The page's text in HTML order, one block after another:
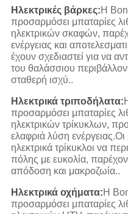
Ηλεκτρικές βάρκες:Η
προσαρμόσει μπαταρίες
ηλεκτρικών σκαφών,
ενέργειας και
έχουν σχεδιαστεί για να
του θαλάσσιου
σταθερή ισχύ..
Ηλεκτρικά τριποδήλατα:
προσαρμόσει μπαταρίες
ηλεκτρικών τρίκυκλων,
ελαφριά λύση
ηλεκτρικά τρίκυκλοι να
πόλης με ευκολία,
απόδοση και μακροζωία..
Ηλεκτρικά οχήματα:Η
προσαρμόσει μπαταρίες